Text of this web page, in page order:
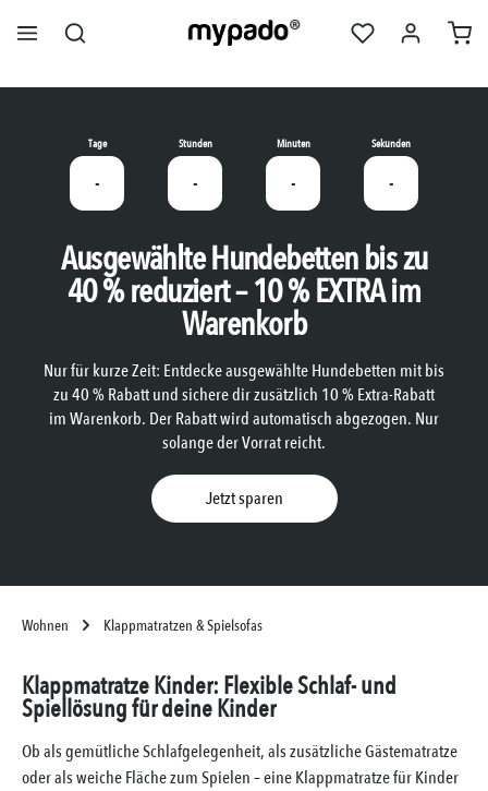
springen
Tage
-
Stunden
-
Minuten
-
Sekunden
-
Ausgewählte Hundebetten bis zu
40 % reduziert – 10 % EXTRA im
Warenkorb
Nur für kurze Zeit: Entdecke ausgewählte Hundebetten mit bis
zu 40 % Rabatt und sichere dir zusätzlich 10 % Extra-Rabatt
im Warenkorb. Der Rabatt wird automatisch abgezogen. Nur
solange der Vorrat reicht.
Jetzt sparen
Wohnen Klappmatratzen & Spielsofas
Klappmatratze Kinder: Flexible Schlaf- und
Spiellösung für deine Kinder
Ob als gemütliche Schlafgelegenheit, als zusätzliche Gästematratze
oder als weiche Fläche zum Spielen – eine Klappmatratze für Kinder